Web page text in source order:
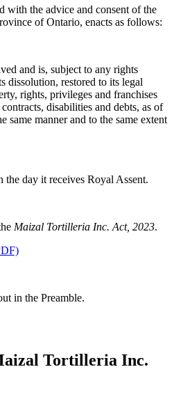
with the advice and consent of the
of Ontario, enacts as follows:
and is, subject to any rights
dissolution, restored to its legal
rights, privileges and franchises
disabilities and debts, as of
same manner and to the same extent
day it receives Royal Assent.
Maizal Tortilleria Inc. Act, 2023.
in the Preamble.
Tortilleria Inc.